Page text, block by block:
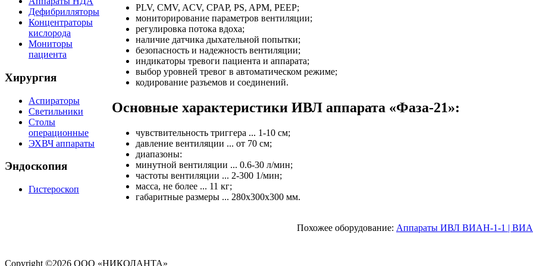
Дефибрилляторы
Концентраторы
кислорода
Мониторы
пациента
Хирургия
Аспираторы
Светильники
Столы
операционные
ЭХВЧ аппараты
Эндоскопия
Гистероскоп
PLV, CMV, ACV, CPAP, PS, APM, PEEP;
мониторирование параметров вентиляции;
регулировка потока вдоха;
наличие датчика дыхательной попытки;
безопасность и надежность вентиляции;
индикаторы тревоги пациента и аппарата;
выбор уровней тревог в автоматическом режиме;
кодирование разъемов и соединений.
Основные характеристики ИВЛ аппарата «Фаза-21»:
чувствительность триггера ... 1-10 см;
давление вентиляции ... от 70 см;
диапазоны:
минутной вентиляции ... 0.6-30 л/мин;
частоты вентиляции ... 2-300 1/мин;
масса, не более ... 11 кг;
габаритные размеры ... 280х300х300 мм.
Похожее оборудование: Аппараты ИВЛ ВИАН-1-1 |
Copyright ©2026 ООО «НИКОЛАНТА»